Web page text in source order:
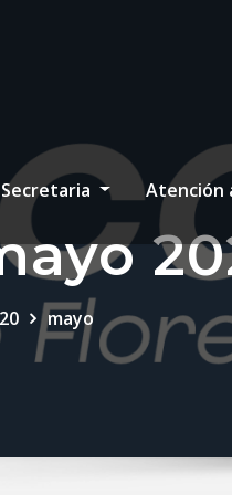
Secretaria Atención
mayo